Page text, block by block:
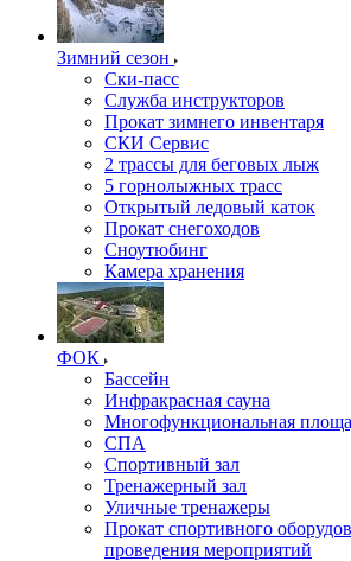
Зимний сезон
Ски-пасс
Служба инструкторов
Прокат зимнего инвентаря
СКИ Сервис
2 трассы для беговых лыж
5 горнолыжных трасс
Открытый ледовый каток
Прокат снегоходов
Сноутюбинг
Камера хранения
ФОК
Бассейн
Инфракрасная сауна
Многофункциональная
СПА
Спортивный зал
Тренажерный зал
Уличные тренажеры
Прокат спортивного
проведения мероприятий